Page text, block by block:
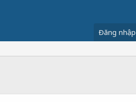
Đăng nhập